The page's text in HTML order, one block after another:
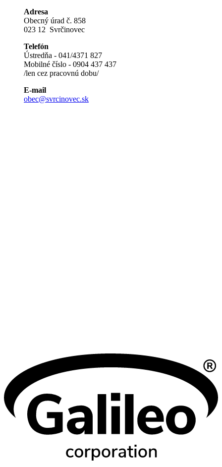
Adresa
Obecný úrad č. 858
023 12 Svrčinovec
Telefón
Ústredňa - 041/4371 827
Mobilné číslo - 0904 437 437
/len cez pracovnú dobu/
E-mail
obec@svrcinovec.sk